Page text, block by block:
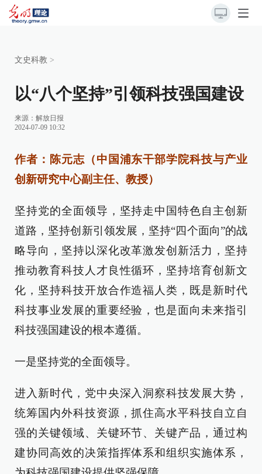
文史科教 >
以“八个坚持”引领科技强国建设
来源： 解放日报
2024-07-09 10:32
作者：陈元志（中国浦东干部学院科技与产业
创新研究中心副主任、教授）
坚持党的全面领导，坚持走中国特色自主创新
道路，坚持创新引领发展，坚持“四个面向”的战
略导向，坚持以深化改革激发创新活力，坚持
推动教育科技人才良性循环，坚持培育创新文
化，坚持科技开放合作造福人类，既是新时代
科技事业发展的重要经验，也是面向未来指引
科技强国建设的根本遵循。
一是坚持党的全面领导。
进入新时代，党中央深入洞察科技发展大势，
统筹国内外科技资源，抓住高水平科技自立自
强的关键领域、关键环节、关键产品，通过构
建协同高效的决策指挥体系和组织实施体系，